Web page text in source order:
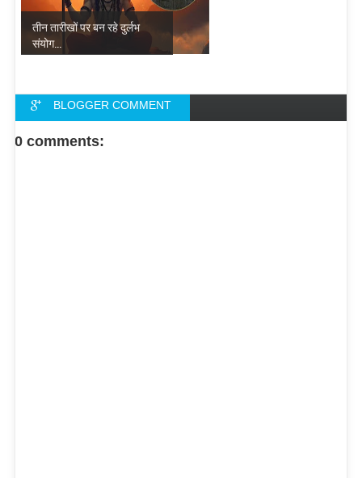
तीन तारीखों पर बन रहे दुर्लभ
संयोग...
BLOGGER COMMENT
FACEBOOK COMMENT
0 comments: